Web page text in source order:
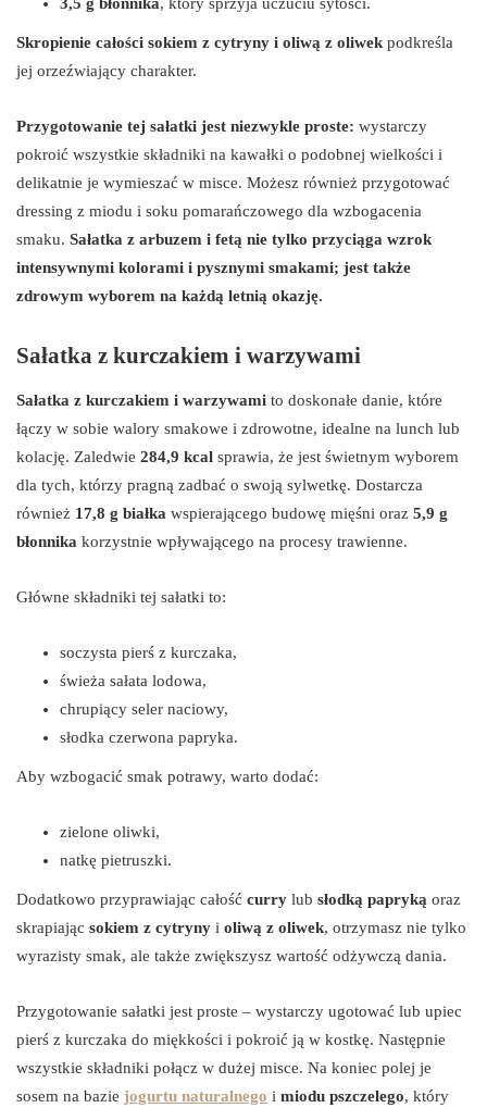
Skropienie całości sokiem z cytryny i oliwą z oliwek podkreśla
jej orzeźwiający charakter.
Przygotowanie tej sałatki jest niezwykle proste: wystarczy
pokroić wszystkie składniki na kawałki o podobnej wielkości i
delikatnie je wymieszać w misce. Możesz również przygotować
dressing z miodu i soku pomarańczowego dla wzbogacenia
smaku. Sałatka z arbuzem i fetą nie tylko przyciąga wzrok
intensywnymi kolorami i pysznymi smakami; jest także
zdrowym wyborem na każdą letnią okazję.
Sałatka z kurczakiem i warzywami
Sałatka z kurczakiem i warzywami to doskonałe danie, które
łączy w sobie walory smakowe i zdrowotne, idealne na lunch lub
kolację. Zaledwie 284,9 kcal sprawia, że jest świetnym wyborem
dla tych, którzy pragną zadbać o swoją sylwetkę. Dostarcza
również 17,8 g białka wspierającego budowę mięśni oraz 5,9 g
błonnika korzystnie wpływającego na procesy trawienne.
Główne składniki tej sałatki to:
soczysta pierś z kurczaka,
świeża sałata lodowa,
chrupiący seler naciowy,
słodka czerwona papryka.
Aby wzbogacić smak potrawy, warto dodać:
zielone oliwki,
natkę pietruszki.
Dodatkowo przyprawiając całość curry lub słodką papryką oraz
skrapiając sokiem z cytryny i oliwą z oliwek, otrzymasz nie tylko
wyrazisty smak, ale także zwiększysz wartość odżywczą dania.
Przygotowanie sałatki jest proste – wystarczy ugotować lub upiec
pierś z kurczaka do miękkości i pokroić ją w kostkę. Następnie
wszystkie składniki połącz w dużej misce. Na koniec polej je
sosem na bazie jogurtu naturalnego i miodu pszczelego, który